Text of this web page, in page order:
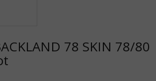
78 SKIN 78/80